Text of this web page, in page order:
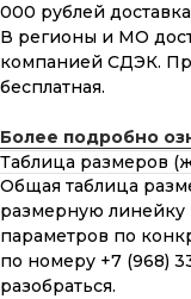
000 рублей
В регионы и МО
компанией СДЭК.
бесплатная.
Более подробно
Таблица размеров
Общая таблица
размерную линейку
параметров по
по номеру +7 (968)
разобраться.